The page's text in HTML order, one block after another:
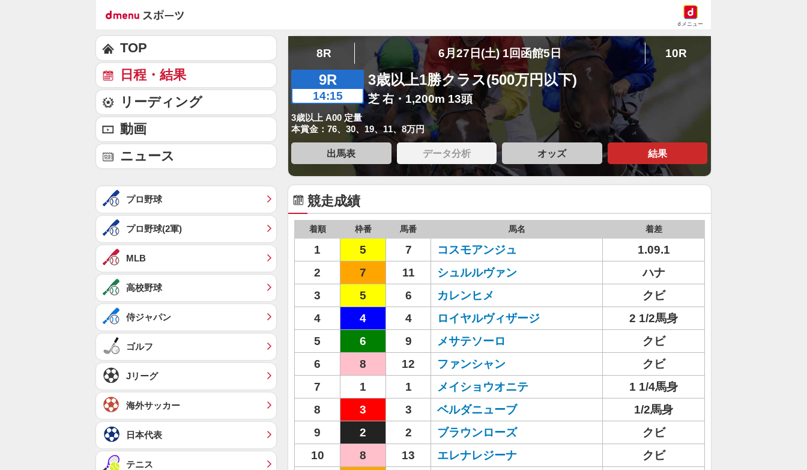
dメニュー
8R 6月27日(土) 1回函館5日 10R
9R
14:15
3歳以上1勝クラス(500万円以下)
芝 右・1,200m 13頭
3歳以上 A00 定量
本賞金：76、30、19、11、8万円
出馬表 データ分析 オッズ 結果
競走成績
着順 枠番 馬番 馬名 着差
1 5 7 コスモアンジュ
1.09.1
2
7 11 シュルルヴァン
ハナ
3
5 6 カレンヒメ
クビ
4
4 4 ロイヤルヴィザージ
2 1/2馬身
5
6 9 メサテソーロ
クビ
6
8 12 ファンシャン
クビ
7
1 1 メイショウオニテ
1 1/4馬身
8
3 3 ベルダニューブ
1/2馬身
9
2 2 ブラウンローズ
クビ
10
8 13 エレナレジーナ
クビ
TOP
日程・結果
リーディング
動画
ニュース
プロ野球
プロ野球(2軍)
MLB
高校野球
侍ジャパン
ゴルフ
Jリーグ
海外サッカー
日本代表
テニス